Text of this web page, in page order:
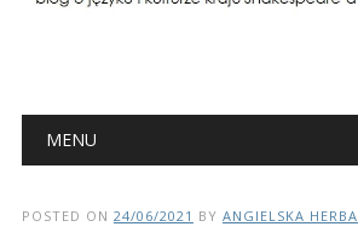
Main menu
MENU
POSTED ON 24/06/2021 BY ANGIELSKA